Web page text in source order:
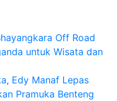
Off Road
untuk Wisata dan